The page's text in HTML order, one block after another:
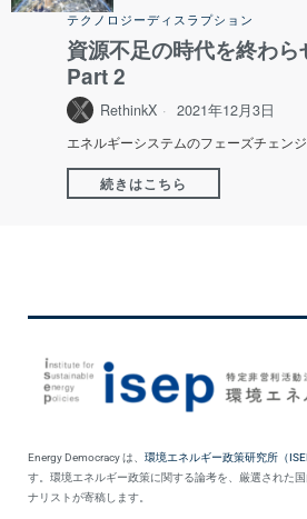
テクノロジーディスラプション
資源不足の時代を終わら
Part 2
RethinkX 2021年12月3日
エネルギーシステムのフェーズチェン
続きはこちら
Energy Democracy は、 環境エネルギー政策研究所（
す。環境エネルギー政策に関する論考を、厳選された
ナリストが寄稿します。